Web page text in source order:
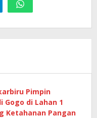
Pimpin
Gogo di Lahan 1
Ketahanan Pangan